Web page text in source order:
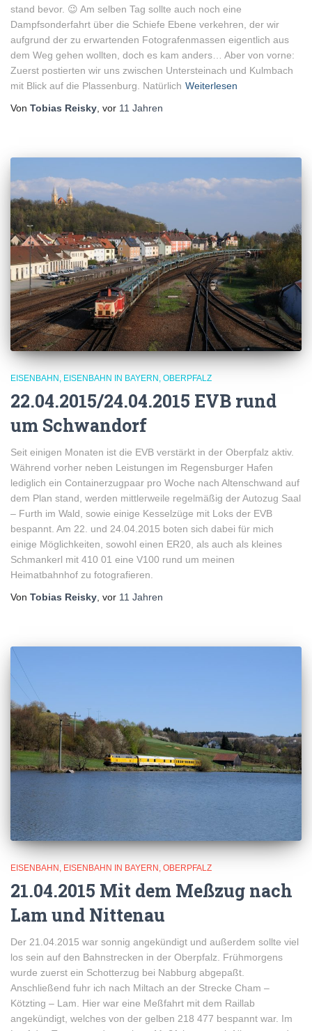
stand bevor. 😉 Am selben Tag sollte auch noch eine
Dampfsonderfahrt über die Schiefe Ebene verkehren, der wir
aufgrund der zu erwartenden Fotografenmassen eigentlich aus
dem Weg gehen wollten, doch es kam anders… Aber von vorne:
Zuerst postierten wir uns zwischen Untersteinach und Kulmbach
mit Blick auf die Plassenburg. Natürlich Weiterlesen
Von Tobias Reisky , vor 11 Jahren
EISENBAHN EISENBAHN IN BAYERN OBERPFALZ
22.04.2015/24.04.2015 EVB rund
um Schwandorf
Seit einigen Monaten ist die EVB verstärkt in der Oberpfalz aktiv.
Während vorher neben Leistungen im Regensburger Hafen
lediglich ein Containerzugpaar pro Woche nach Altenschwand auf
dem Plan stand, werden mittlerweile regelmäßig der Autozug Saal
– Furth im Wald, sowie einige Kesselzüge mit Loks der EVB
bespannt. Am 22. und 24.04.2015 boten sich dabei für mich
einige Möglichkeiten, sowohl einen ER20, als auch als kleines
Schmankerl mit 410 01 eine V100 rund um meinen
Heimatbahnhof zu fotografieren.
Von Tobias Reisky, vor 11 Jahren
EISENBAHN EISENBAHN IN BAYERN OBERPFALZ
21.04.2015 Mit dem Meßzug nach
Lam und Nittenau
Der 21.04.2015 war sonnig angekündigt und außerdem sollte viel
los sein auf den Bahnstrecken in der Oberpfalz. Frühmorgens
wurde zuerst ein Schotterzug bei Nabburg abgepaßt.
Anschließend fuhr ich nach Miltach an der Strecke Cham –
Kötzting – Lam. Hier war eine Meßfahrt mit dem Raillab
angekündigt, welches von der gelben 218 477 bespannt war. Im